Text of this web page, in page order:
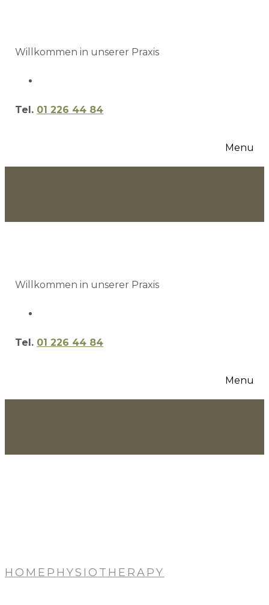
Willkommen in unserer Praxis
Tel. 01 226 44 84
Menu
Willkommen in unserer Praxis
Tel. 01 226 44 84
Menu
HOME PHYSIOTHERAPY